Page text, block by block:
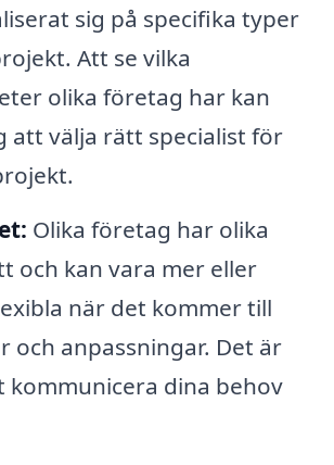
sig på specifika typer
Att se vilka
olika företag har kan
att välja rätt specialist för
Olika företag har olika
och kan vara mer eller
när det kommer till
och anpassningar. Det är
dina behov